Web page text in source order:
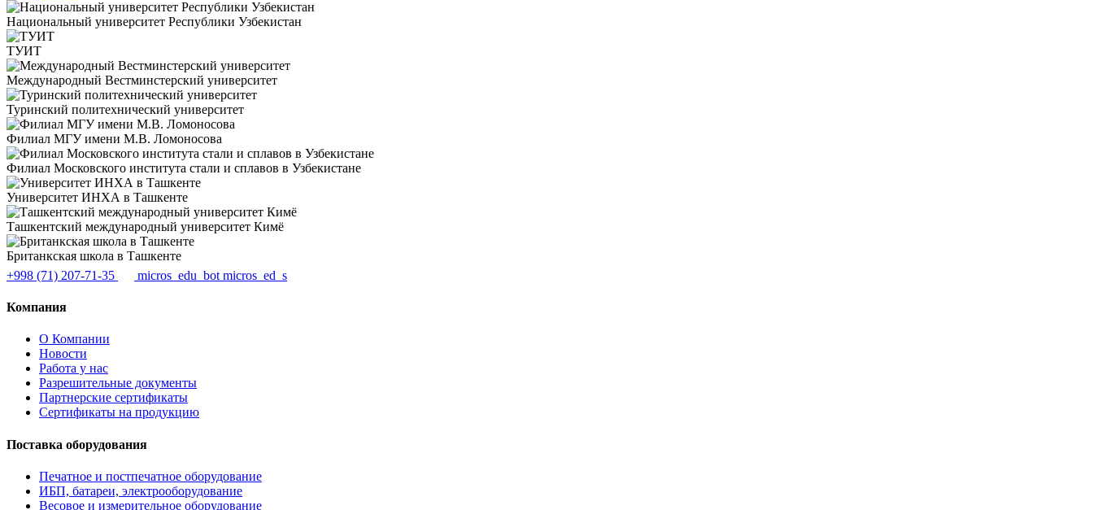
Национальный университет Республики Узбекистан
ТУИТ
Международный Вестминстерский университет
Туринский политехнический университет
Филиал МГУ имени М.В. Ломоносова
Филиал Московского института стали и сплавов в Узбекистане
Университет ИНХА в Ташкенте
Ташкентский международный университет Кимё
Британкская школа в Ташкенте
+998 (71) 207-71-35
micros_edu_bot micros_ed_s
Компания
О Компании
Новости
Работа у нас
Разрешительные документы
Партнерские сертификаты
Сертификаты на продукцию
Поставка оборудования
Печатное и постпечатное оборудование
ИБП, батареи, электрооборудование
Весовое и измерительное оборудование